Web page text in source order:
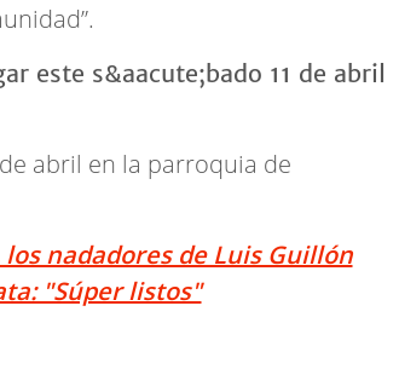
abril en la parroquia de
nadadores de Luis Guillón
"Súper listos"